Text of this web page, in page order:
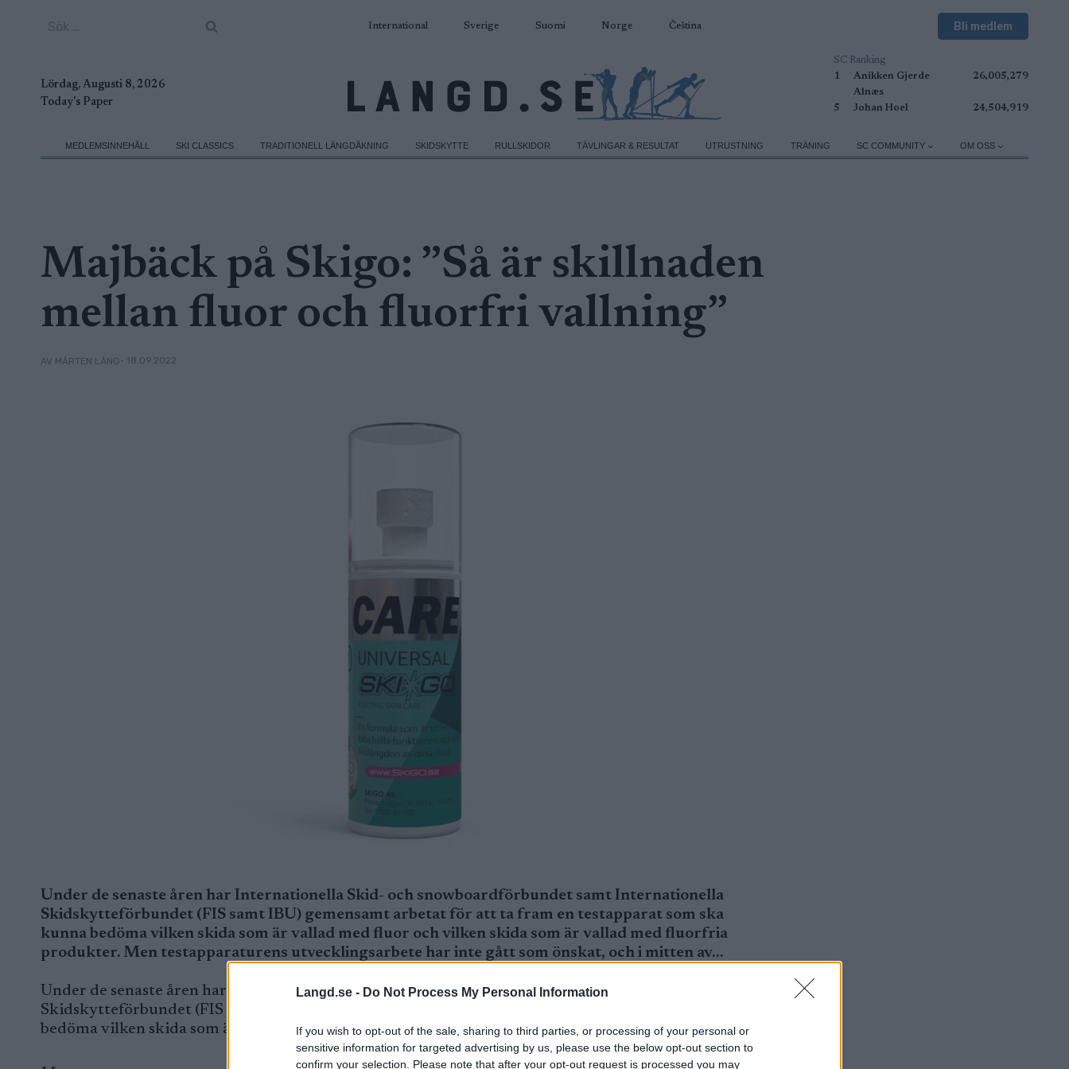
Langd.se - Do Not Process My Personal Information
If you wish to opt-out of the sale, sharing to third parties, or processing of your personal or
sensitive information for targeted advertising by us, please use the below opt-out section to
confirm your selection. Please note that after your opt-out request is processed you may
International Sverige Suomi Norge Čeština Bli medlem
Lördag, Augusti 8, 2026
Today's Paper
SC Ranking
1
Anikken Gjerde
Alnæs
26,005,279
5 Johan Hoel 24,504,919
MEDLEMSINNEHÅLL SKI CLASSICS TRADITIONELL LÄNGDÅKNING SKIDSKYTTE RULLSKIDOR TÄVLINGAR & RESULTAT UTRUSTNING TRÄNING SC COMMUNITY OM OSS
Majbäck på Skigo: ”Så är skillnaden
mellan fluor och fluorfri vallning”
AV MÅRTEN LÅNG• 18.09.2022
Under de senaste åren har Internationella Skid- och snowboardförbundet samt Internationella
Skidskytteförbundet (FIS samt IBU) gemensamt arbetat för att ta fram en testapparat som ska
kunna bedöma vilken skida som är vallad med fluor och vilken skida som är vallad med fluorfria
produkter. Men testapparaturens utvecklingsarbete har inte gått som önskat, och i mitten av…
Under de senaste åren har Internationella Skid- och snowboardförbundet samt Internationella
Skidskytteförbundet (FIS samt IBU) gemensamt arbetat för att ta fram en testapparat som ska kunna
bedöma vilken skida som är vallad med fluor och vilken skida som är vallad med fluorfria produkter.